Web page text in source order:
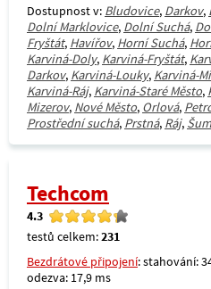
Dostupnost v: Bludovice, Darkov,
Dolní Marklovice, Dolní Suchá,
Fryštát, Havířov, Horní Suchá,
Karviná-Doly, Karviná-Fryštát,
Darkov, Karviná-Louky, Karviná-
Karviná-Ráj, Karviná-Staré Město,
Mizerov, Nové Město, Orlová,
Prostřední suchá, Prstná, Ráj,
Techcom
4.3
testů celkem:231
Bezdrátové připojení: stahování:
odezva: 17,9 ms